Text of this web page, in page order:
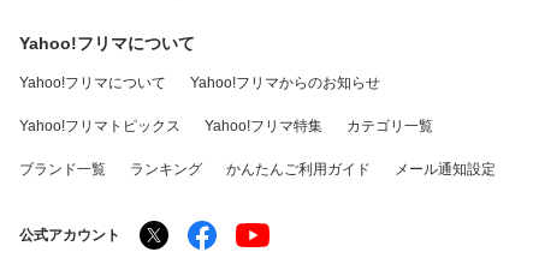
Yahoo!フリマについて
Yahoo!フリマについて Yahoo!フリマからのお知らせ
Yahoo!フリマトピックス Yahoo!フリマ特集 カテゴリ一覧
ブランド一覧 ランキング かんたんご利用ガイド メール通知設定
公式アカウント